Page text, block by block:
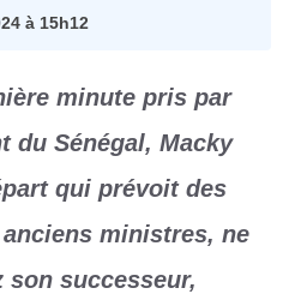
à 15h12
minute pris par
du Sénégal, Macky
qui prévoit des
ministres, ne
son successeur,